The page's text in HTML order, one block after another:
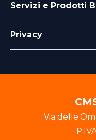
Servizi e Prodotti
Privacy
Via delle